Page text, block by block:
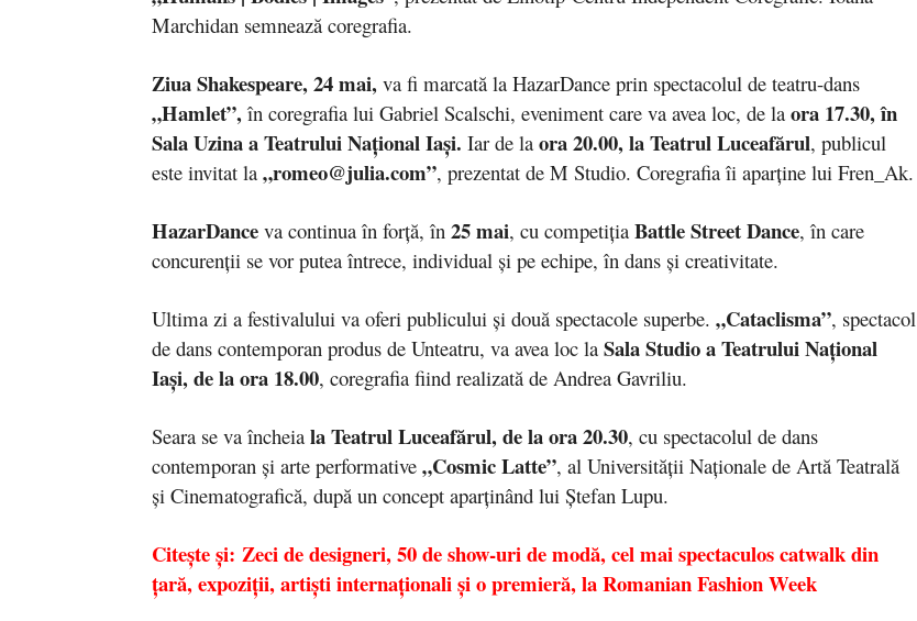
Marchidan semnează coregrafia.
Ziua Shakespeare, 24 mai, va fi marcată la HazarDance prin spectacolul de teatru-dans
„Hamlet”, în coregrafia lui Gabriel Scalschi, eveniment care va avea loc, de la ora 17.30, în
Sala Uzina a Teatrului Național Iași. Iar de la ora 20.00, la Teatrul Luceafărul, publicul
este invitat la „romeo@julia.com”, prezentat de M Studio. Coregrafia îi aparține lui Fren_Ak.
HazarDance va continua în forță, în 25 mai, cu competiția Battle Street Dance, în care
concurenții se vor putea întrece, individual și pe echipe, în dans și creativitate.
Ultima zi a festivalului va oferi publicului și două spectacole superbe. „Cataclisma”, spectacol
de dans contemporan produs de Unteatru, va avea loc la Sala Studio a Teatrului Național
Iași, de la ora 18.00, coregrafia fiind realizată de Andrea Gavriliu.
Seara se va încheia la Teatrul Luceafărul, de la ora 20.30, cu spectacolul de dans
contemporan și arte performative „Cosmic Latte”, al Universității Naționale de Artă Teatrală
și Cinematografică, după un concept aparținând lui Ștefan Lupu.
Citește și: Zeci de designeri, 50 de show-uri de modă, cel mai spectaculos catwalk din
țară, expoziții, artiști internaționali și o premieră, la Romanian Fashion Week